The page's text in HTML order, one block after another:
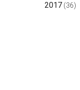
2017 (36)